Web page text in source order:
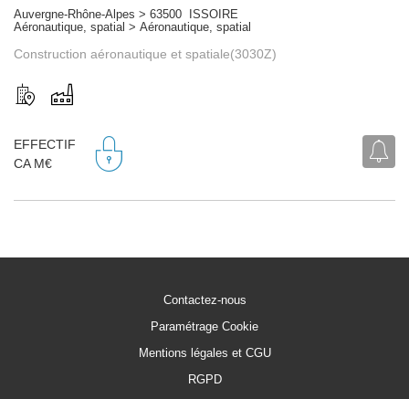
Auvergne-Rhône-Alpes > 63500 ISSOIRE
Aéronautique, spatial > Aéronautique, spatial
Construction aéronautique et spatiale(3030Z)
EFFECTIF
CA M€
Contactez-nous
Paramétrage Cookie
Mentions légales et CGU
RGPD